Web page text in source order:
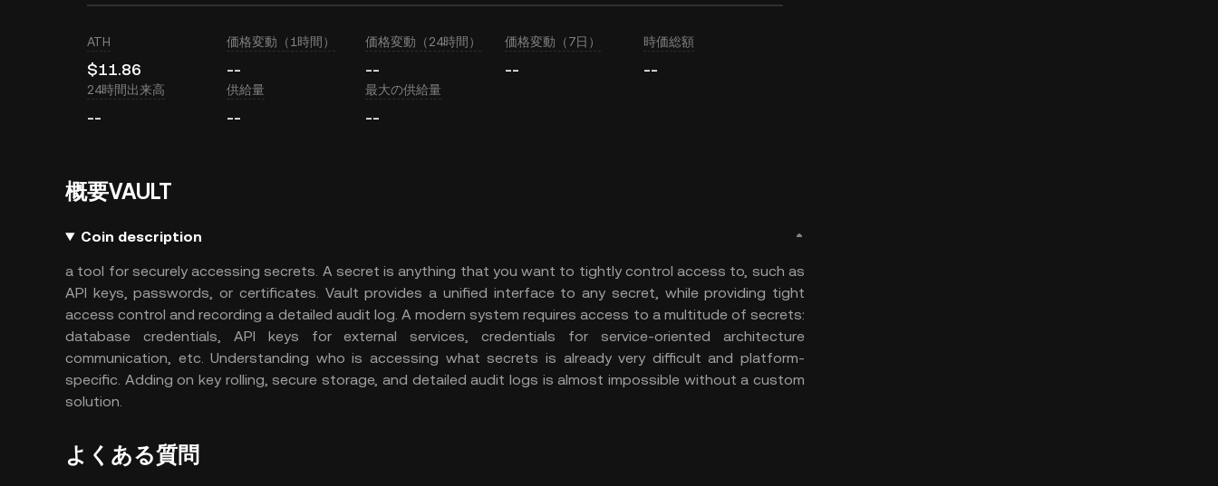
ATH
$11.86
価格変動（1時間）
--
価格変動（24時間）
--
価格変動（7日）
--
時価総額
--
24時間出来高
--
供給量
--
最大の供給量
--
概要VAULT
Coin description
a tool for securely accessing secrets. A secret is anything that you want to tightly control access to, such as
API keys, passwords, or certificates. Vault provides a unified interface to any secret, while providing tight
access control and recording a detailed audit log. A modern system requires access to a multitude of secrets:
database credentials, API keys for external services, credentials for service-oriented architecture
communication, etc. Understanding who is accessing what secrets is already very difficult and platform-
specific. Adding on key rolling, secure storage, and detailed audit logs is almost impossible without a custom
solution.
よくある質問